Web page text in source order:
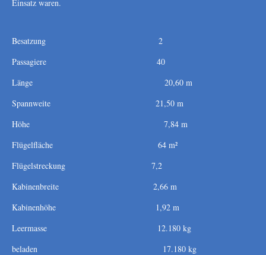
Einsatz waren.
Besatzung 2
Passagiere 40
Länge 20,60 m
Spannweite 21,50 m
Höhe 7,84 m
Flügelfläche 64 m²
Flügelstreckung 7,2
Kabinenbreite 2,66 m
Kabinenhöhe 1,92 m
Leermasse 12.180 kg
beladen 17.180 kg